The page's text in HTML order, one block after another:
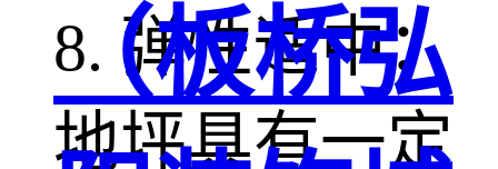
8. 弹性适中：
地坪具有一定
（板桥弘